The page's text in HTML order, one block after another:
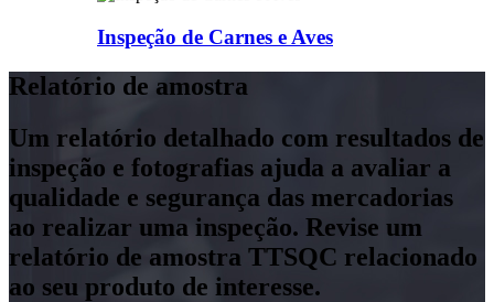
Inspeção de Carnes e Aves
Relatório de amostra
Um relatório detalhado com resultados de
inspeção e fotografias ajuda a avaliar a
qualidade e segurança das mercadorias
ao realizar uma inspeção. Revise um
relatório de amostra TTSQC relacionado
ao seu produto de interesse.